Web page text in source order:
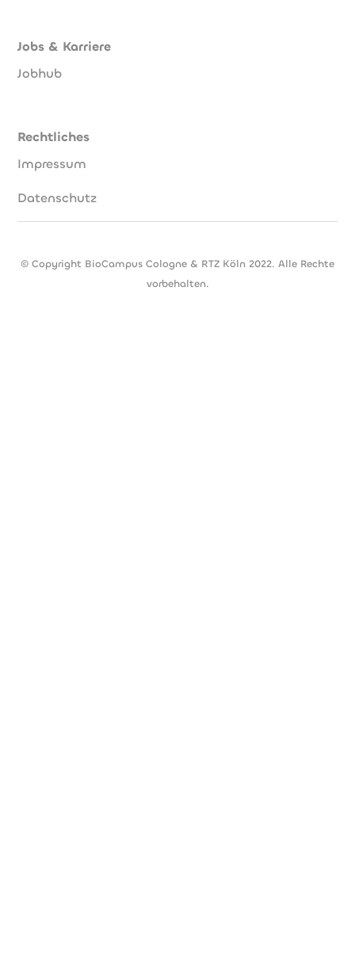
Jobs & Karriere
Jobhub
Rechtliches
Impressum
Datenschutz
© Copyright BioCampus Cologne & RTZ Köln 2022. Alle Rechte
vorbehalten.